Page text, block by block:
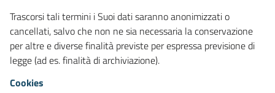
Trascorsi tali termini i Suoi dati saranno anonimizzati o
cancellati, salvo che non ne sia necessaria la conservazione
per altre e diverse finalità previste per espressa previsione di
legge (ad es. finalità di archiviazione).
Cookies